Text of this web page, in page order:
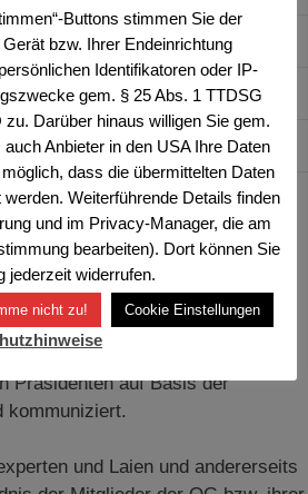
Harald Mühlberger
Präsidenten der
zu wehr- und
Präsidenten auf Basis der
kommuniziert.
und Laien und andererseits
Buttons stimmen Sie der
bzw. Ihrer Endeinrichtung
Identifikatoren oder IP-
gem. § 25 Abs. 1 TTDSG
Darüber hinaus willigen Sie gem.
Anbieter in den USA Ihre Daten
dass die übermittelten Daten
Weiterführende Details finden
und im Privacy-Manager, die am
bearbeiten). Dort können Sie
jederzeit widerrufen.
nicht zu! Cookie Einstellungen